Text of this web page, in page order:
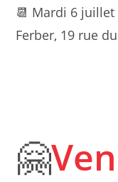
📆 Mardi 6 juillet
Ferber, 19 rue
🤗